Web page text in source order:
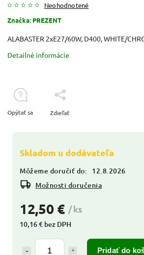
Neohodnotené
Značka: PREZENT
12,50 € / ks
10,16 € bez DPH
Pridať do
Skladom u dodávateľa
Môžeme doručiť do:
12.8.2026
Možnosti doručenia
ALABASTER 2xE27/60W, D400, WHITE/
Detailné informácie
Opýtať sa Zdieľať